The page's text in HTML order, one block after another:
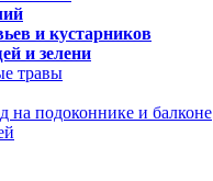
и кустарников
и зелени
травы
на подоконнике и балконе